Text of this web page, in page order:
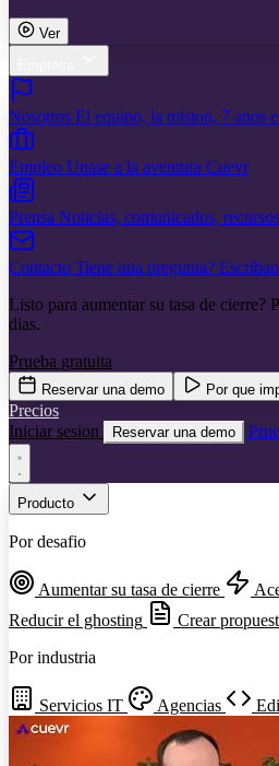
Ver
Nosotros El equipo, la mision, 7 anos
Empleo Unase a la aventura Cuevr
Prensa Noticias, comunicados,
Contacto Tiene una pregunta?
Listo para aumentar su tasa de cierre?
dias.
Prueba gratuita
Reservar una demo Por que
Precios
Iniciar sesion
Reservar una demo
Producto
Por desafio
Aumentar su tasa de cierre
Reducir el ghosting
Crear
Por industria
Servicios IT Agencias